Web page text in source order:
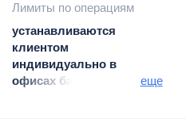
Лимиты по операциям
устанавливаются
клиентом
индивидуально в
офисах банка или черезеще